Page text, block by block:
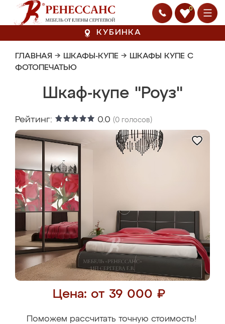
0
КУБИНКА
ГЛАВНАЯ → ШКАФЫ-КУПЕ → ШКАФЫ КУПЕ С
ФОТОПЕЧАТЬЮ
Шкаф-купе "Роуз"
Рейтинг: 0.0 (0 голосов)
Цена: от 39 000 ₽
Поможем рассчитать точную стоимость!